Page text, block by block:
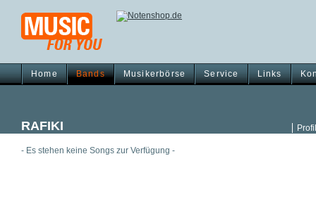
Home Bands Musikerbörse Service Links
Profil
RAFIKI
- Es stehen keine Songs zur Verfügung -